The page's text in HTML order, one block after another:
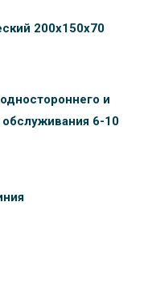
200х150х70
и
6-10